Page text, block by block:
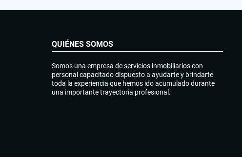
QUIÉNES SOMOS
Somos una empresa de servicios inmobiliarios con
personal capacitado dispuesto a ayudarte y brindarte
toda la experiencia que hemos ido acumulado durante
una importante trayectoria profesional.